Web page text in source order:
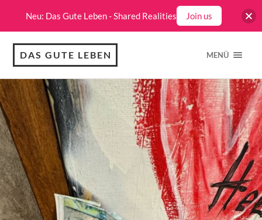
DAS GUTE LEBEN MENÜ
Neu: Das Gute Leben - Shared Realities Join us